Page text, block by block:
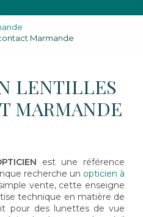
Marmande
LENTILLES
MARMANDE
est une référence
recherche un opticien à
vente, cette enseigne
technique en matière de
pour des lunettes de vue